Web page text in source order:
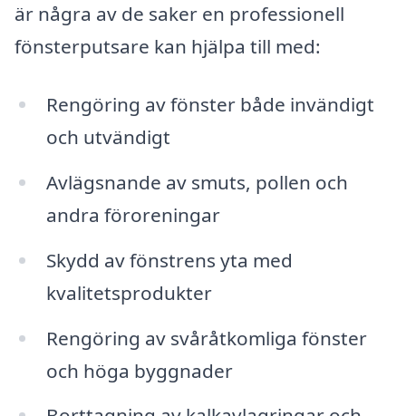
är några av de saker en professionell
fönsterputsare kan hjälpa till med:
Rengöring av fönster både invändigt
och utvändigt
Avlägsnande av smuts, pollen och
andra föroreningar
Skydd av fönstrens yta med
kvalitetsprodukter
Rengöring av svåråtkomliga fönster
och höga byggnader